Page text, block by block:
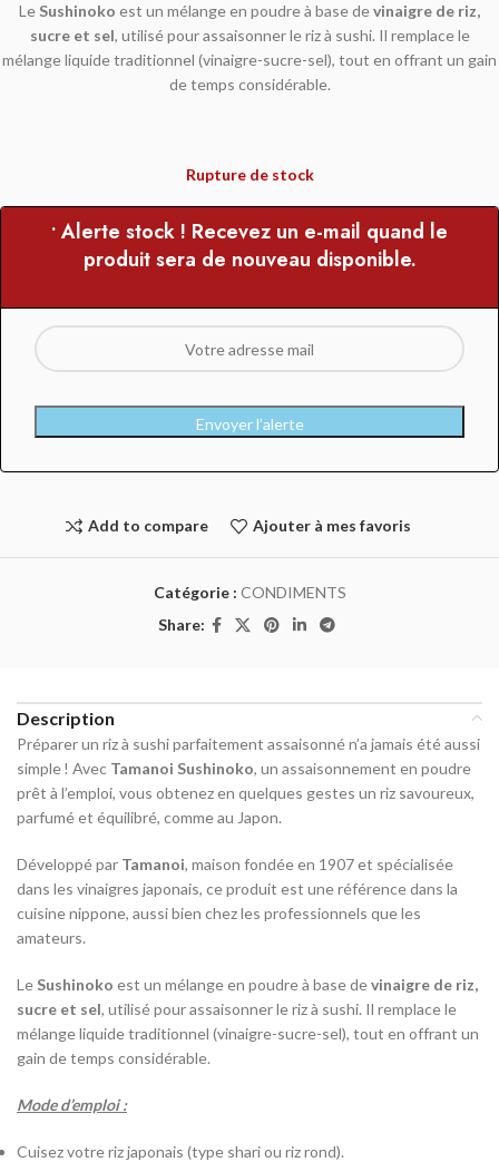
Le Sushinoko est un mélange en poudre à base devinaigre de riz,
sucre et sel, utilisé pour assaisonner le riz à sushi. Il remplace le
mélange liquide traditionnel (vinaigre-sucre-sel), tout en offrant un gain
de temps considérable.
Rupture de stock
• Alerte stock ! Recevez un e-mail quand le
produit sera de nouveau disponible.
Envoyer l’alerte
Add to compare Ajouter à mes favoris
Catégorie : CONDIMENTS
Share:
Description
Préparer un riz à sushi parfaitement assaisonné n’a jamais été aussi
simple ! Avec Tamanoi Sushinoko, un assaisonnement en poudre
prêt à l’emploi, vous obtenez en quelques gestes un riz savoureux,
parfumé et équilibré, comme au Japon.
Développé par Tamanoi, maison fondée en 1907 et spécialisée
dans les vinaigres japonais, ce produit est une référence dans la
cuisine nippone, aussi bien chez les professionnels que les
amateurs.
Le Sushinoko est un mélange en poudre à base devinaigre de riz,
sucre et sel, utilisé pour assaisonner le riz à sushi. Il remplace le
mélange liquide traditionnel (vinaigre-sucre-sel), tout en offrant un
gain de temps considérable.
Mode d’emploi :
Cuisez votre riz japonais (type shari ou riz rond).